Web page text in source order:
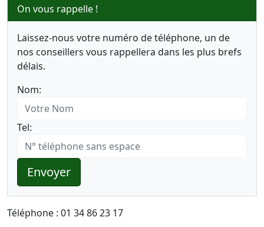
On vous rappelle !
Laissez-nous votre numéro de téléphone, un de
nos conseillers vous rappellera dans les plus brefs
délais.
Nom:
Tel:
Envoyer
Téléphone : 01 34 86 23 17